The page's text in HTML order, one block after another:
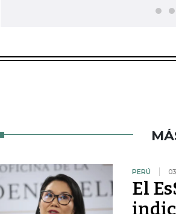
PERÚ
El